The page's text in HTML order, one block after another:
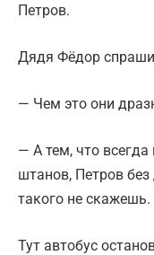
Петров.
Дядя Фёдор
— Чем это они
— А тем, что
штанов, Петров
такого не скажешь.
Тут автобус